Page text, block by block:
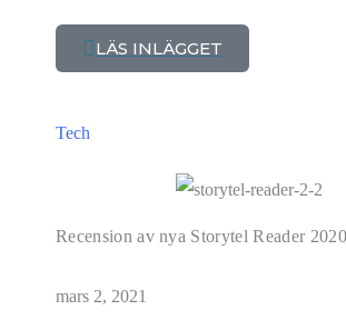
LÄS INLÄGGET
Tech
Recension av nya Storytel Reader 2020
mars 2, 2021